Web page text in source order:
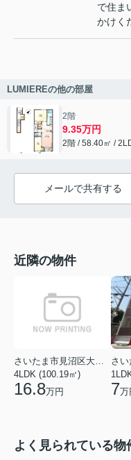
で住ま
かけく
LUMIEREの他の部屋
2階
9.35万円
2階 / 58.40㎡ /
メールで共有する
近隣の物件
さいたま市見沼区大字深作
4LDK (100.19㎡)
16.8万円 7万
よく見られている物